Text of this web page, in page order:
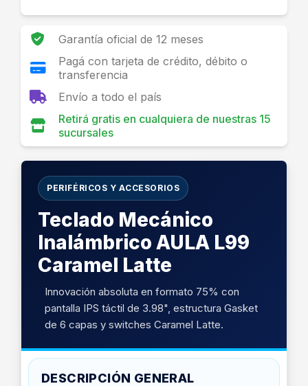
Garantía oficial de 12 meses
Pagá con tarjeta de crédito, débito o
transferencia
Envío a todo el país
Retirá gratis en cualquiera de nuestras 15
sucursales
PERIFÉRICOS Y ACCESORIOS
Teclado Mecánico
Inalámbrico AULA L99
Caramel Latte
Innovación absoluta en formato 75% con
pantalla IPS táctil de 3.98", estructura Gasket
de 6 capas y switches Caramel Latte.
DESCRIPCIÓN GENERAL